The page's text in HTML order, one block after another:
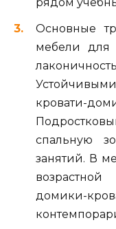
Основные
мебели для
кровати-
спальную
занятий. В
домики-